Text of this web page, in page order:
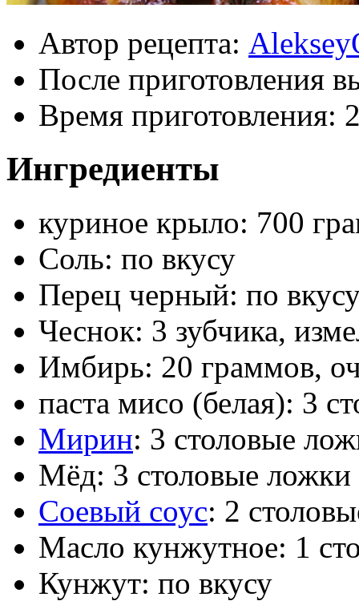
Автор рецепта:
После приготовления
Время приготовления:
Ингредиенты
куриное крыло: 700
Соль: по вкусу
Перец черный: по
Чеснок: 3 зубчика,
Имбирь: 20 граммов,
паста мисо (белая): 3
Мирин: 3 столовые
Мёд: 3 столовые ложки
Соевый соус: 2
Масло кунжутное: 1
Кунжут: по вкусу